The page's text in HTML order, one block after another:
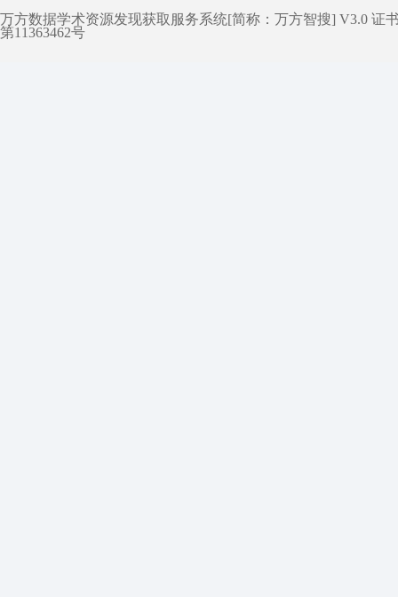
万方数据学术资源发现获取服务系统[简称：万方智搜] V3.0 证
第11363462号